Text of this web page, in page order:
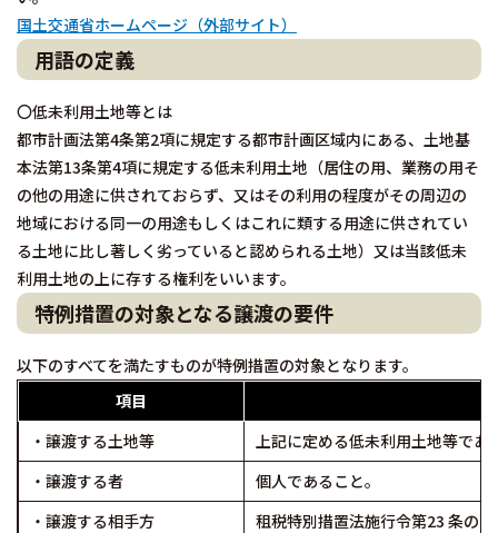
国土交通省ホームページ（外部サイト）
用語の定義
〇低未利用土地等とは
都市計画法第4条第2項に規定する都市計画区域内にある、土地基
本法第13条第4項に規定する低未利用土地（居住の用、業務の用そ
の他の用途に供されておらず、又はその利用の程度がその周辺の
地域における同一の用途もしくはこれに類する用途に供されてい
る土地に比し著しく劣っていると認められる土地）又は当該低未
利用土地の上に存する権利をいいます。
特例措置の対象となる譲渡の要件
以下のすべてを満たすものが特例措置の対象となります。
項目
・譲渡する土地等
上記に定める低未利用土地等であ
・譲渡する者
個人であること。
・譲渡する相手方
租税特別措置法施行令第23 条の2